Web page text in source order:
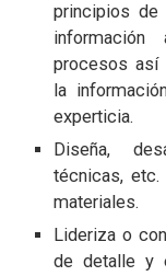
principios de
procesos así
la
experticia.
Diseña,
técnicas, etc.
materiales.
Lideriza o
de detalle y